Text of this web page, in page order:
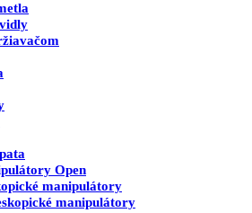
Open
manipulátory
manipulátory